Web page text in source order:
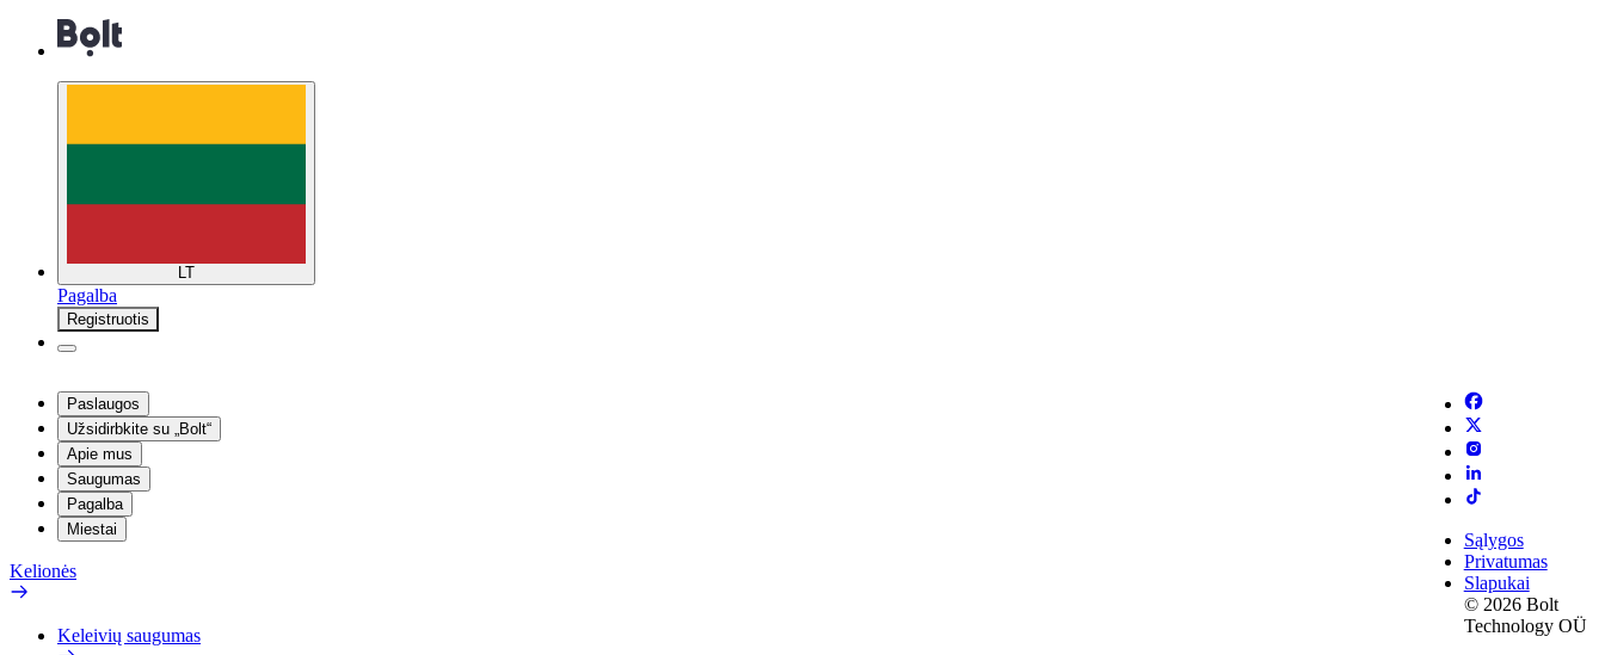
LT
Pagalba
Registruotis
Paslaugos
Užsidirbkite su „Bolt“
Apie mus
Saugumas
Pagalba
Miestai
Kelionės
Keleivių saugumas
Sąlygos
Privatumas
Slapukai
© 2026 Bolt
Technology OÜ